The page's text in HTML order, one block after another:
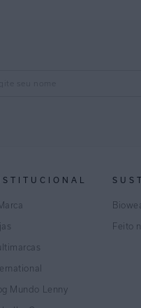
Mundo Lenny
Feito